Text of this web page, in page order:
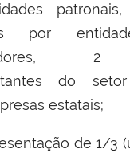
por
2
do
estatais;
de 1/3